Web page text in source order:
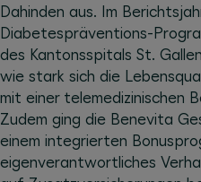
Dahinden aus. Im
Diabetespräventions-
des Kantonsspitals St.
wie stark sich die
mit einer telemedizinischen
Zudem ging die Benevita
einem integrierten
eigenverantwortliches